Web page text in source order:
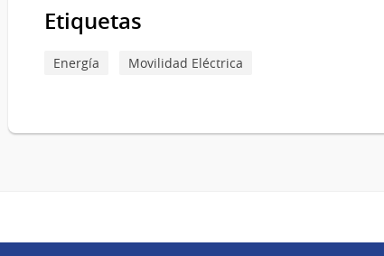
Etiquetas
Energía Movilidad Eléctrica